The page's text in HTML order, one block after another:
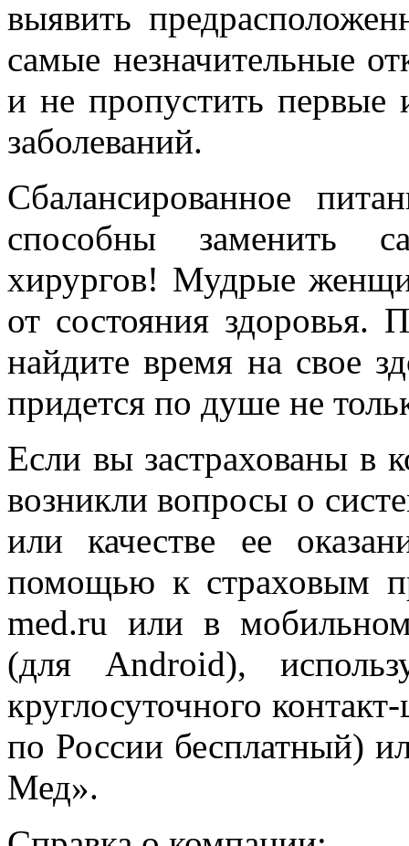
выявить
самые незначительные
и не пропустить первые
заболеваний.
Сбалансированное
способны заменить
хирургов! Мудрые
от состояния здоровья.
найдите время на свое
придется по душе не
Если вы застрахованы
возникли вопросы о
или качестве ее
помощью к страховым
med.ru или в
(для Android),
круглосуточного
по России бесплатный)
Мед».